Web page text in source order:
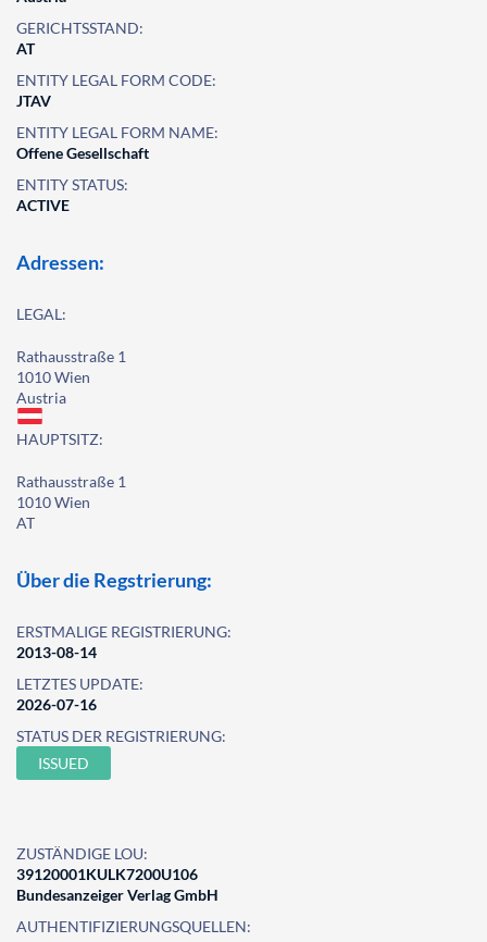
GERICHTSSTAND:
AT
ENTITY LEGAL FORM CODE:
JTAV
ENTITY LEGAL FORM NAME:
Offene Gesellschaft
ENTITY STATUS:
ACTIVE
Adressen:
LEGAL:
Rathausstraße 1
1010 Wien
Austria
HAUPTSITZ:
Rathausstraße 1
1010 Wien
AT
Über die Regstrierung:
ERSTMALIGE REGISTRIERUNG:
2013-08-14
LETZTES UPDATE:
2026-07-16
STATUS DER REGISTRIERUNG:
ISSUED
ZUSTÄNDIGE LOU:
39120001KULK7200U106
Bundesanzeiger Verlag GmbH
AUTHENTIFIZIERUNGSQUELLEN: